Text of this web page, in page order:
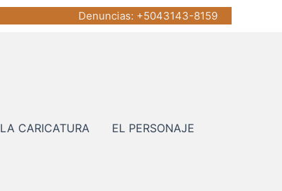
Denuncias: +5043143-8159
LA CARICATURA EL PERSONAJE